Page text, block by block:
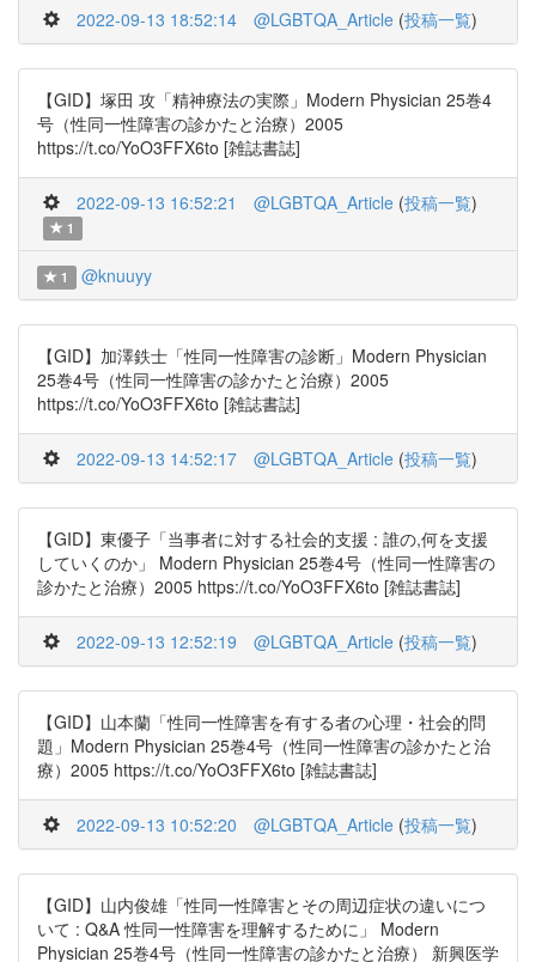
2022-09-13 18:52:14 @LGBTQA_Article (投稿一覧)
【GID】塚田 攻「精神療法の実際」Modern Physician 25巻4
号（性同一性障害の診かたと治療）2005
https://t.co/YoO3FFX6to [雑誌書誌]
2022-09-13 16:52:21 @LGBTQA_Article (投稿一覧)
1
1 @knuuyy
【GID】加澤鉄士「性同一性障害の診断」Modern Physician
25巻4号（性同一性障害の診かたと治療）2005
https://t.co/YoO3FFX6to [雑誌書誌]
2022-09-13 14:52:17 @LGBTQA_Article (投稿一覧)
【GID】東優子「当事者に対する社会的支援 : 誰の,何を支援
していくのか」 Modern Physician 25巻4号（性同一性障害の
診かたと治療）2005 https://t.co/YoO3FFX6to [雑誌書誌]
2022-09-13 12:52:19 @LGBTQA_Article (投稿一覧)
【GID】山本蘭「性同一性障害を有する者の心理・社会的問
題」Modern Physician 25巻4号（性同一性障害の診かたと治
療）2005 https://t.co/YoO3FFX6to [雑誌書誌]
2022-09-13 10:52:20 @LGBTQA_Article (投稿一覧)
【GID】山内俊雄「性同一性障害とその周辺症状の違いにつ
いて : Q&A 性同一性障害を理解するために」 Modern
Physician 25巻4号（性同一性障害の診かたと治療） 新興医学